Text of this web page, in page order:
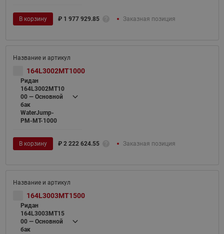
В корзину ₽ 1 977 929.85 Заказная позиция
164L3002MT1000
Ридан
164L3002MT10
00 — Основной
бак
WaterJump-
PM-MT-1000
В корзину ₽ 2 222 624.55 Заказная позиция
164L3003MT1500
Ридан
164L3003MT15
00 — Основной
бак